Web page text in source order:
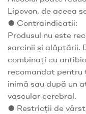
Lipovon, de aceea
● Contraindicatii:
Produsul nu este
sarcinii și alăptării.
combinați cu
recomandat pentru
inimă sau după un
vascular cerebral.
● Restricții de